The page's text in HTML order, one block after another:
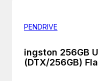
PENDRIVE
ingston 256GB
(DTX/256GB)